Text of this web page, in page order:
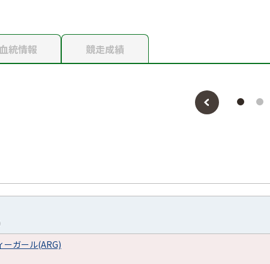
統情報 競走成績
前へ
戻る
ーガール(ARG)